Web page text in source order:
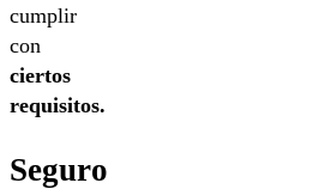
cumplir
con
ciertos
requisitos.
Seguro